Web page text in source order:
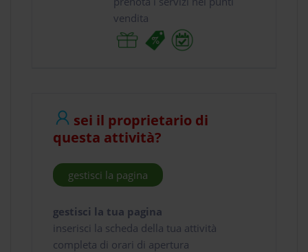
vendita
sei il proprietario di
questa attività?
gestisci la pagina
gestisci la tua pagina
inserisci la scheda della tua attività
completa di orari di apertura